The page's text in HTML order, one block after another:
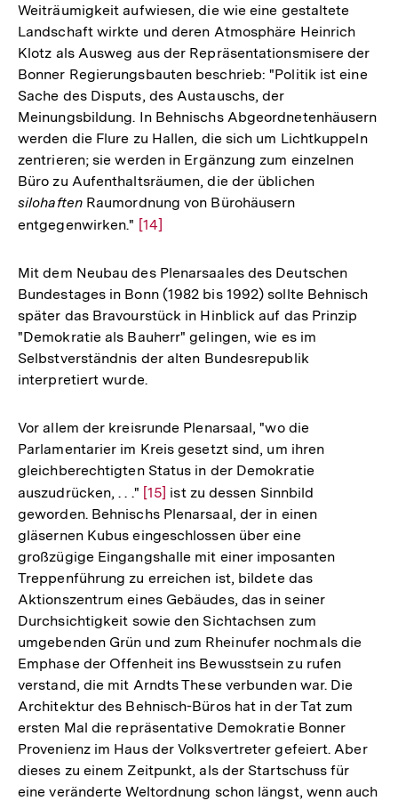
Weiträumigkeit aufwiesen, die wie eine gestaltete
Landschaft wirkte und deren Atmosphäre Heinrich
Klotz als Ausweg aus der Repräsentationsmisere der
Bonner Regierungsbauten beschrieb: "Politik ist eine
Sache des Disputs, des Austauschs, der
Meinungsbildung. In Behnischs Abgeordnetenhäusern
werden die Flure zu Hallen, die sich um Lichtkuppeln
zentrieren; sie werden in Ergänzung zum einzelnen
Büro zu Aufenthaltsräumen, die der üblichen
silohaftenRaumordnung von Bürohäusern
entgegenwirken." Zur
der
Fußnote
[14]
Mit dem Neubau des Plenarsaales des Deutschen
Bundestages in Bonn (1982 bis 1992) sollte Behnisch
später das Bravourstück in Hinblick auf das Prinzip
"Demokratie als Bauherr" gelingen, wie es im
Selbstverständnis der alten Bundesrepublik
interpretiert wurde.
Vor allem der kreisrunde Plenarsaal, "wo die
Parlamentarier im Kreis gesetzt sind, um ihren
gleichberechtigten Status in der Demokratie
auszudrücken, . . ." Zur
Auflösung
der
Fußnote
[15] ist zu dessen Sinnbild
geworden. Behnischs Plenarsaal, der in einen
gläsernen Kubus eingeschlossen über eine
großzügige Eingangshalle mit einer imposanten
Treppenführung zu erreichen ist, bildete das
Aktionszentrum eines Gebäudes, das in seiner
Durchsichtigkeit sowie den Sichtachsen zum
umgebenden Grün und zum Rheinufer nochmals die
Emphase der Offenheit ins Bewusstsein zu rufen
verstand, die mit Arndts These verbunden war. Die
Architektur des Behnisch-Büros hat in der Tat zum
ersten Mal die repräsentative Demokratie Bonner
Provenienz im Haus der Volksvertreter gefeiert. Aber
dieses zu einem Zeitpunkt, als der Startschuss für
eine veränderte Weltordnung schon längst, wenn auch